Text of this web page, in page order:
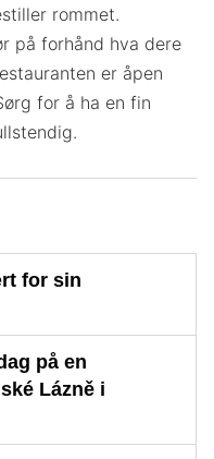
rommet.
på forhånd hva dere
er åpen
for å ha en fin
for sin
på en
Lázně i